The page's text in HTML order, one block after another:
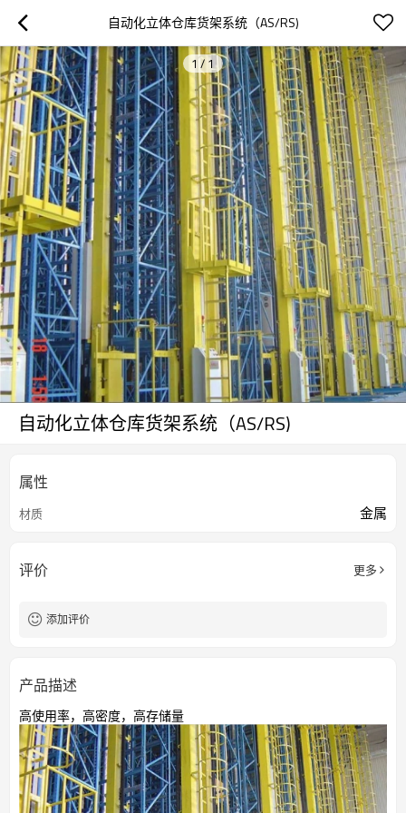
自动化立体仓库货架系统（AS/RS)
1/ 1
自动化立体仓库货架系统（AS/RS)
属性
材质 金属
评价 更多
添加评价
产品描述
高使用率，高密度，高存储量